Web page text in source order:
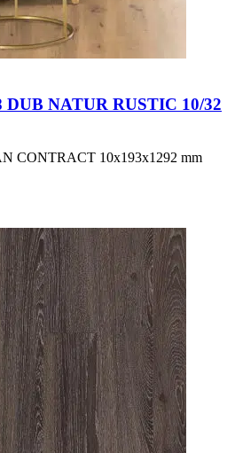
NATUR RUSTIC 10/32
CONTRACT 10x193x1292 mm